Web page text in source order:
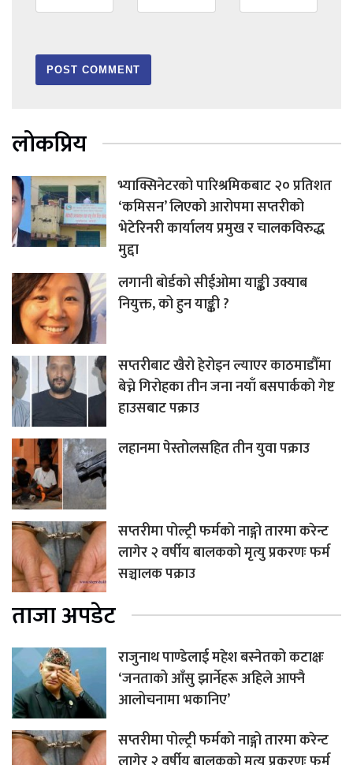
लोकप्रिय
भ्याक्सिनेटरको पारिश्रमिकबाट २० प्रतिशत
‘कमिसन’ लिएको आरोपमा सप्तरीको
भेटेरिनरी कार्यालय प्रमुख र चालकविरुद्ध
मुद्दा
लगानी बोर्डको सीईओमा याङ्की उक्याब
नियुक्त, को हुन याङ्की ?
सप्तरीबाट खैरो हेरोइन ल्याएर काठमाडौँमा
बेच्ने गिरोहका तीन जना नयाँ बसपार्कको गेष्ट
हाउसबाट पक्राउ
लहानमा पेस्तोलसहित तीन युवा पक्राउ
सप्तरीमा पोल्ट्री फर्मको नाङ्गो तारमा करेन्ट
लागेर २ वर्षीय बालकको मृत्यु प्रकरणः फर्म
सञ्चालक पक्राउ
ताजा अपडेट
राजुनाथ पाण्डेलाई महेश बस्नेतको कटाक्षः
‘जनताको आँसु झार्नेहरू अहिले आफ्नै
आलोचनामा भकानिए’
सप्तरीमा पोल्ट्री फर्मको नाङ्गो तारमा करेन्ट